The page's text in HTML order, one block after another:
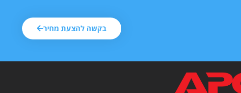
בקשה להצעת מחיר